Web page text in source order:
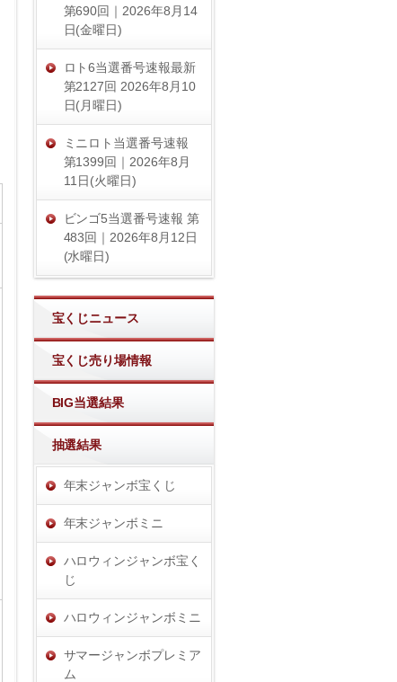
第690回｜2026年8月14
日(金曜日)
ロト6当選番号速報最新
第2127回 2026年8月10
日(月曜日)
ミニロト当選番号速報
第1399回｜2026年8月
11日(火曜日)
ビンゴ5当選番号速報 第
483回｜2026年8月12日
(水曜日)
宝くじニュース
宝くじ売り場情報
BIG当選結果
抽選結果
年末ジャンボ宝くじ
年末ジャンボミニ
ハロウィンジャンボ宝く
じ
ハロウィンジャンボミニ
サマージャンボプレミア
ム